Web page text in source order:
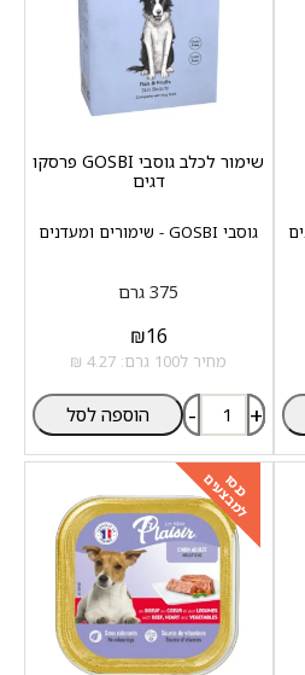
גוסבי GOSBI - שימורים ומעדנים
שימור לכלב גוסבי GOSBI פרסקו
דגים
375 גרם
₪16
מחיר ל100 גרם: 4.27 ₪
- + הוספה לסל
כנסו
למבצעים